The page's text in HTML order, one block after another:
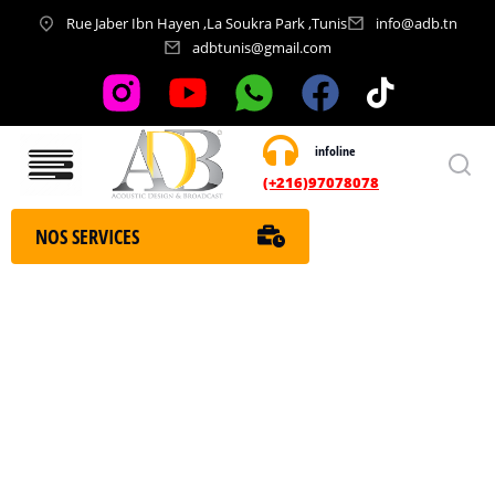
Rue Jaber Ibn Hayen ,La Soukra Park ,Tunis
info@adb.tn
adbtunis@gmail.com
infoline
(+216)97078078
Nos services
NOS SERVICES